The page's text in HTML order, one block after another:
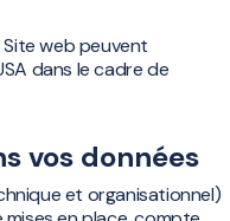
web peuvent
dans le cadre de
données
et organisationnel)